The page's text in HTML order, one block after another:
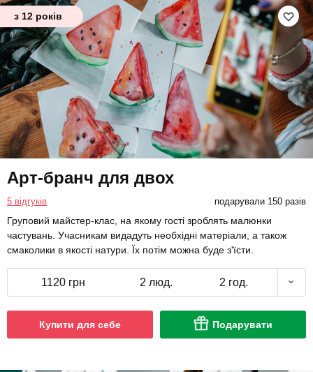
з 12 років
Арт-бранч для двох
5 відгуків подарували 150 разів
Груповий майстер-клас, на якому гості зроблять малюнки
частувань. Учасникам видадуть необхідні матеріали, а також
смаколики в якості натури. Їх потім можна буде з'їсти.
1120 грн 2 люд. 2 год.
Купити для себе Подарувати